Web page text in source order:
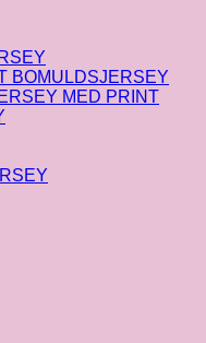
BOMULDSJERSEY
MED PRINT